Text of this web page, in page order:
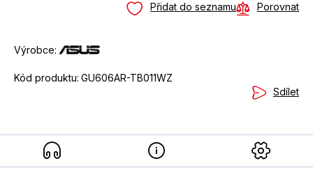
Přidat do seznamu Porovnat
Výrobce:
Kód produktu: GU606AR-TB011WZ
Sdílet